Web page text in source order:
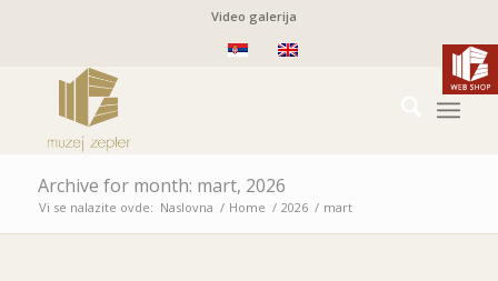
Video galerija
Archive for month: mart, 2026
Vi se nalazite ovde: Naslovna / Home / 2026 / mart